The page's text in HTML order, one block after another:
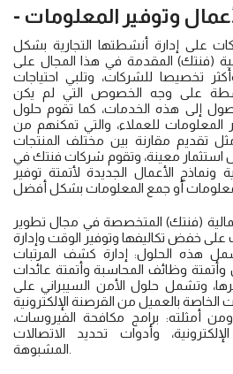
وتوفير المعلومات
على إدارة أنشطتها التجارية بشكل
(فنتك) المقدمة في هذا المجال على
تخصيصا للشركات، وتلبي احتياجات
على وجه الخصوص التي لم يكن
إلى هذه الخدمات، كما تقوم حلول
المعلومات للعملاء، والتي تمكنهم من
تقديم مقارنة بين مختلف المنتجات
استثمار معينة، وتقوم شركات فنتك في
ونماذج الأعمال الجديدة لأتمتة توفير
(فنتك) المتخصصة في مجال تطوير
على خفض تكاليفها وتوفير الوقت وإدارة
هذه الحلول: إدارة كشف المرتبات
وظائف المحاسبة وأتمتة عائدات
وتشمل حلول الأمن السيبراني على
الخاصة بالعميل من القرصنة الإلكترونية
ومن أمثلته: برامج مكافحة الفيروسات،
وأدوات تحديد الاتصالات